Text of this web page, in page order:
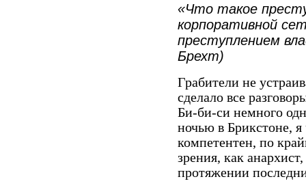
«Что такое
корпоративной
преступлением
Брехт)
Грабители не
сделало все
Би-би-си немного
ночью в Брикстоне, я
компетентен, по
зрения, как
протяжении